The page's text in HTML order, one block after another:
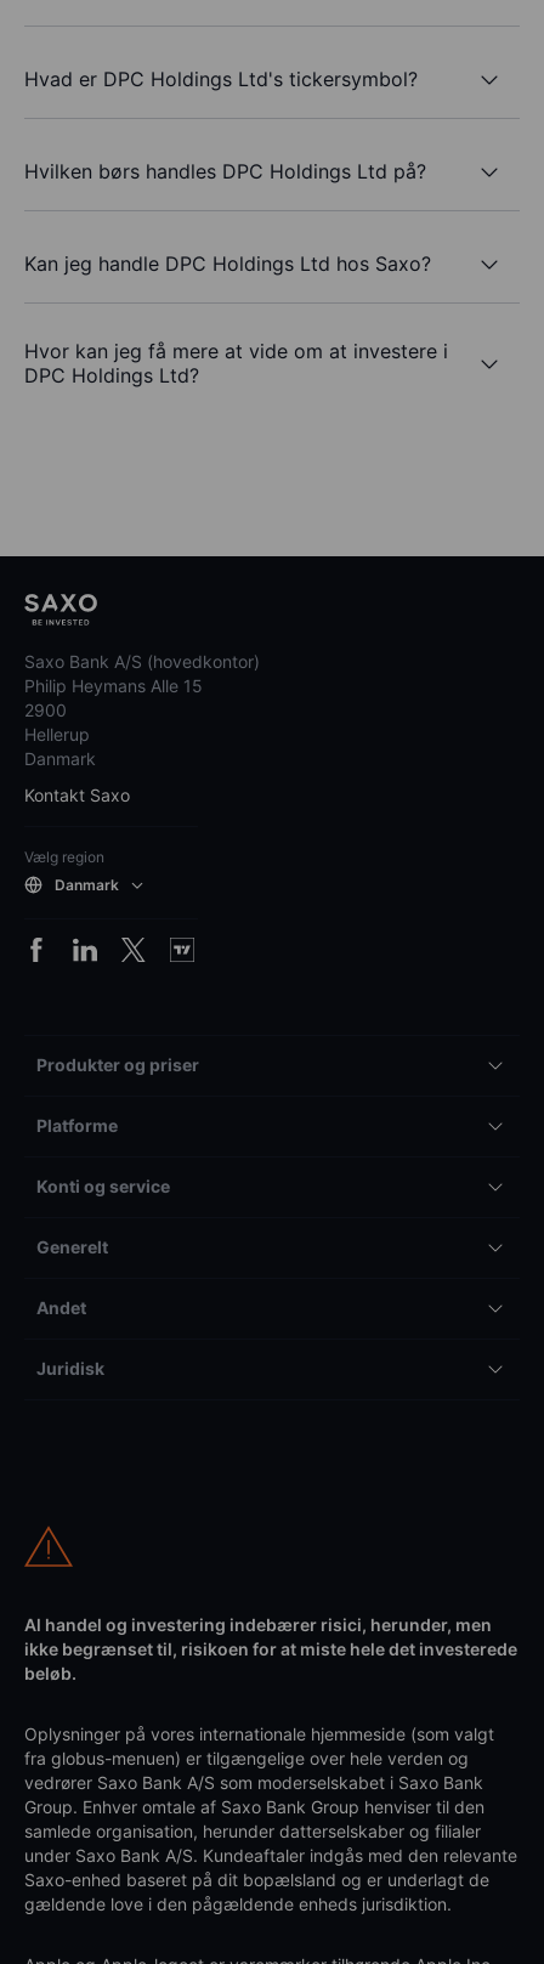
Hvad er DPC Holdings Ltd's tickersymbol?
Hvilken børs handles DPC Holdings Ltd på?
Kan jeg handle DPC Holdings Ltd hos Saxo?
Hvor kan jeg få mere at vide om at investere i
DPC Holdings Ltd?
Saxo Bank A/S (hovedkontor)
Philip Heymans Alle 15
2900
Hellerup
Danmark
Kontakt Saxo
Vælg region
Danmark
Produkter og priser
Platforme
Konti og service
Generelt
Andet
Juridisk
Al handel og investering indebærer risici, herunder, men
ikke begrænset til, risikoen for at miste hele det investerede
beløb.
Oplysninger på vores internationale hjemmeside (som valgt
fra globus-menuen) er tilgængelige over hele verden og
vedrører Saxo Bank A/S som moderselskabet i Saxo Bank
Group. Enhver omtale af Saxo Bank Group henviser til den
samlede organisation, herunder datterselskaber og filialer
under Saxo Bank A/S. Kundeaftaler indgås med den relevante
Saxo-enhed baseret på dit bopælsland og er underlagt de
gældende love i den pågældende enheds jurisdiktion.